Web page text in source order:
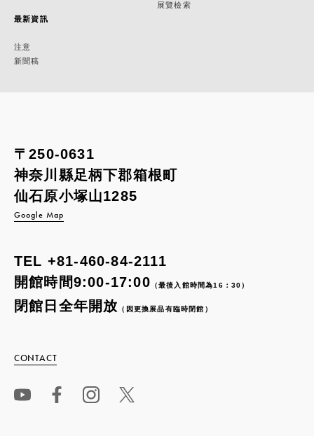
最新資訊
注意
新聞稿
展覽檢索
〒250-0631
神奈川縣足柄下郡箱根町
仙石原小塚山1285
Google Map
TEL +81-460-84-2111
開館時間9:00-17:00 （最後入館時間為16：30）
閉館日全年開放 （因更換展品有臨時閉館）
CONTACT